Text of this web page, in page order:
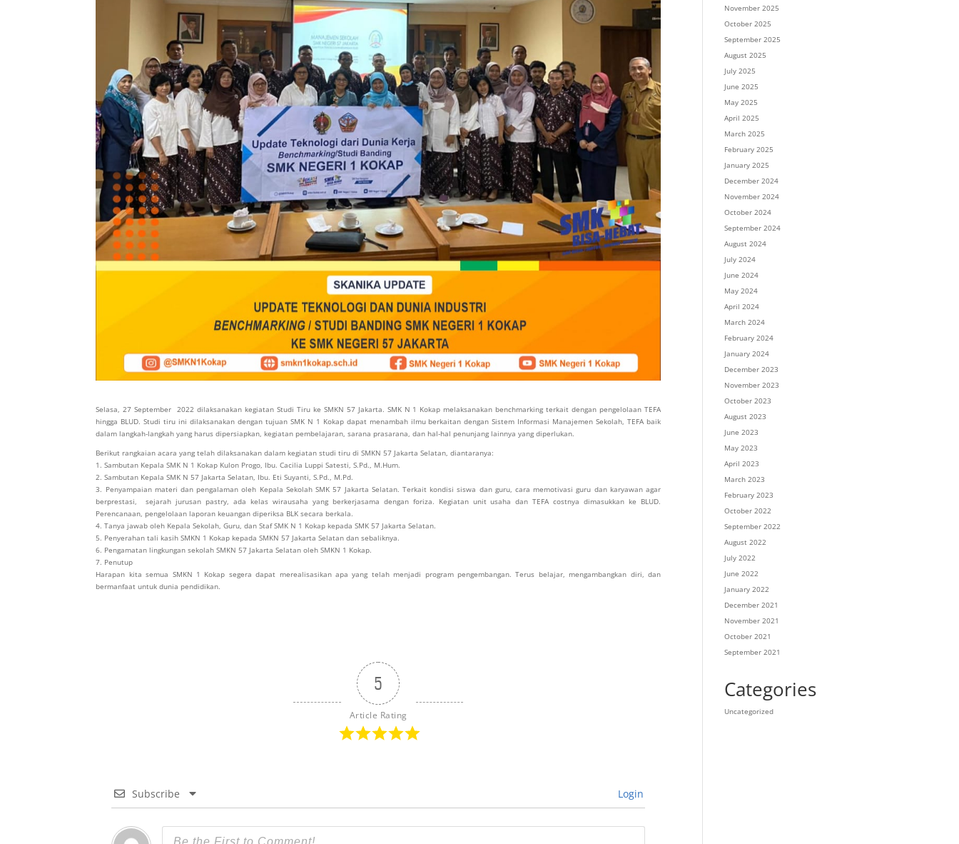
Selasa, 27 September 2022 dilaksanakan kegiatan Studi Tiru ke SMKN 57 Jakarta. SMK N 1 Kokap melaksanakan benchmarking terkait dengan pengelolaan TEFA
hingga BLUD. Studi tiru ini dilaksanakan dengan tujuan SMK N 1 Kokap dapat menambah ilmu berkaitan dengan Sistem Informasi Manajemen Sekolah, TEFA baik
dalam langkah-langkah yang harus dipersiapkan, kegiatan pembelajaran, sarana prasarana, dan hal-hal penunjang lainnya yang diperlukan.
Berikut rangkaian acara yang telah dilaksanakan dalam kegiatan studi tiru di SMKN 57 Jakarta Selatan, diantaranya:
1. Sambutan Kepala SMK N 1 Kokap Kulon Progo, Ibu. Cacilia Luppi Satesti, S.Pd., M.Hum.
2. Sambutan Kepala SMK N 57 Jakarta Selatan, Ibu. Eti Suyanti, S.Pd., M.Pd.
3. Penyampaian materi dan pengalaman oleh Kepala Sekolah SMK 57 Jakarta Selatan. Terkait kondisi siswa dan guru, cara memotivasi guru dan karyawan agar
berprestasi, sejarah jurusan pastry, ada kelas wirausaha yang berkerjasama dengan foriza. Kegiatan unit usaha dan TEFA costnya dimasukkan ke BLUD.
Perencanaan, pengelolaan laporan keuangan diperiksa BLK secara berkala.
4. Tanya jawab oleh Kepala Sekolah, Guru, dan Staf SMK N 1 Kokap kepada SMK 57 Jakarta Selatan.
5. Penyerahan tali kasih SMKN 1 Kokap kepada SMKN 57 Jakarta Selatan dan sebaliknya.
6. Pengamatan lingkungan sekolah SMKN 57 Jakarta Selatan oleh SMKN 1 Kokap.
7. Penutup
Harapan kita semua SMKN 1 Kokap segera dapat merealisasikan apa yang telah menjadi program pengembangan. Terus belajar, mengambangkan diri, dan
bermanfaat untuk dunia pendidikan.
5
Article Rating
Subscribe Login
November 2025
October 2025
September 2025
August 2025
July 2025
June 2025
May 2025
April 2025
March 2025
February 2025
January 2025
December 2024
November 2024
October 2024
September 2024
August 2024
July 2024
June 2024
May 2024
April 2024
March 2024
February 2024
January 2024
December 2023
November 2023
October 2023
August 2023
June 2023
May 2023
April 2023
March 2023
February 2023
October 2022
September 2022
August 2022
July 2022
June 2022
January 2022
December 2021
November 2021
October 2021
September 2021
Categories
Uncategorized